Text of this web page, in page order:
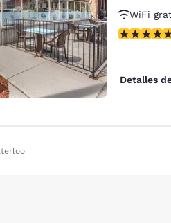
WiFi
Detalles